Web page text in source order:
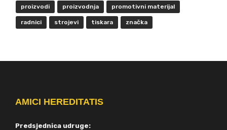
proizvodi proizvodnja promotivni materijal
radnici strojevi tiskara značka
AMICI HEREDITATIS
Predsjednica udruge: